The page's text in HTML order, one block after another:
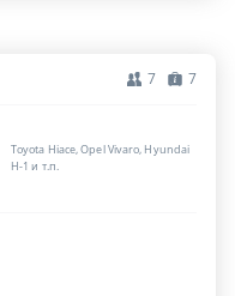
7 7
Toyota Hiace, Opel Vivaro, Hyundai
H-1 и т.п.